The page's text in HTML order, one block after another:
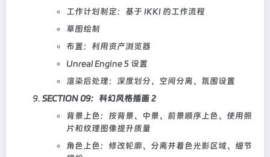
工作计划制定：基于 IKKI 的工作流程
草图绘制
布置：利用资产浏览器
Unreal Engine 5 设置
渲染后处理：深度划分、空间分离、氛围设置
SECTION 09：科幻风格插画 2
背景上色：按背景、中景、前景顺序上色、使用照
片和纹理图像提升质量
角色上色：修改轮廓、分离并着色光影区域、细节